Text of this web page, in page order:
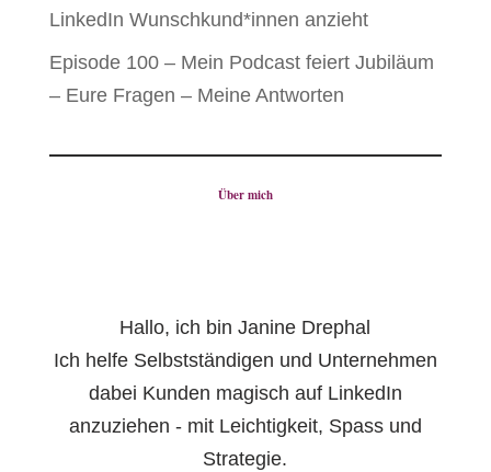
LinkedIn Wunschkund*innen anzieht
Episode 100 – Mein Podcast feiert Jubiläum
– Eure Fragen – Meine Antworten
Über mich
Hallo, ich bin Janine Drephal
Ich helfe Selbstständigen und Unternehmen
dabei Kunden magisch auf LinkedIn
anzuziehen - mit Leichtigkeit, Spass und
Strategie.